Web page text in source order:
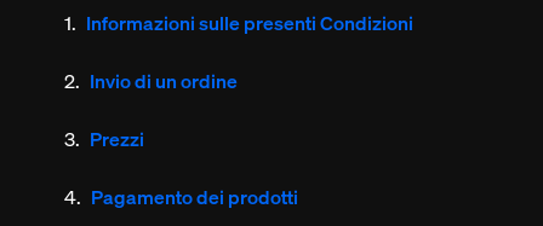
Informazioni sulle presenti Condizioni
Invio di un ordine
Prezzi
Pagamento dei prodotti